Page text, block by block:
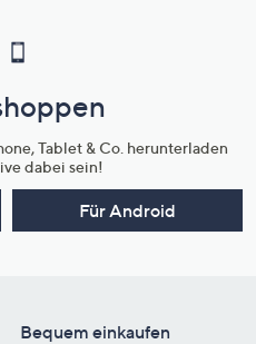
Tablet & Co. herunterladen
dabei sein!
Für Android
Bequem einkaufen